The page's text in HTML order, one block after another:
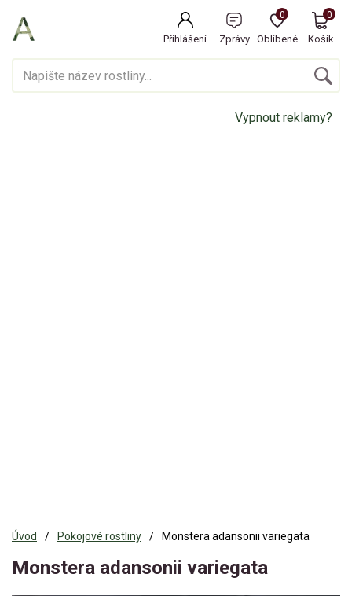
Přihlášení Zprávy Oblíbené
0
Košík
0
Vypnout reklamy?
Úvod Pokojové rostliny Monstera adansonii variegata
Monstera adansonii variegata